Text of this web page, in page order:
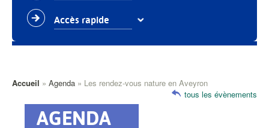
Accès rapide
Fil
d'Ariane
Accueil Agenda
Les rendez-vous nature en Aveyron
tous les évènements